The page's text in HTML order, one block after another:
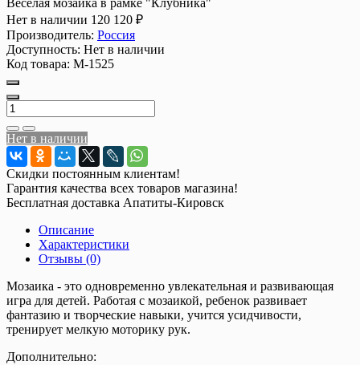
Нет в наличии 120 120 ₽
Производитель: Россия
Доступность: Нет в наличии
Код товара: М-1525
Нет в наличии
Скидки постоянным клиентам!
Гарантия качества всех товаров магазина!
Бесплатная доставка Апатиты-Кировск
Описание
Характеристики
Отзывы (0)
Мозаика - это одновременно увлекательная и развивающая
игра для детей. Работая с мозаикой, ребенок развивает
фантазию и творческие навыки, учится усидчивости,
тренирует мелкую моторику рук.
Дополнительно: